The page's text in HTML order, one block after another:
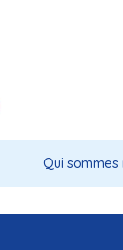
Qui sommes